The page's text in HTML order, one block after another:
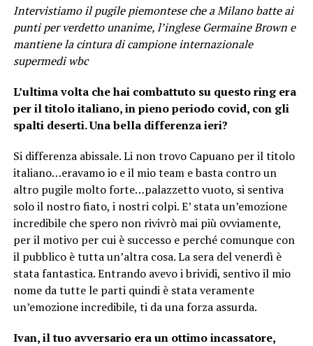
Intervistiamo il pugile piemontese che a Milano batte ai
punti per verdetto unanime, l’inglese Germaine Brown e
mantiene la cintura di campione internazionale
supermedi wbc
L’ultima volta che hai combattuto su questo ring era
per il titolo italiano, in pieno periodo covid, con gli
spalti deserti. Una bella differenza ieri?
Si differenza abissale. Li non trovo Capuano per il titolo
italiano…eravamo io e il mio team e basta contro un
altro pugile molto forte…palazzetto vuoto, si sentiva
solo il nostro fiato, i nostri colpi. E’ stata un’emozione
incredibile che spero non rivivrò mai più ovviamente,
per il motivo per cui è successo e perché comunque con
il pubblico è tutta un’altra cosa. La sera del venerdì è
stata fantastica. Entrando avevo i brividi, sentivo il mio
nome da tutte le parti quindi è stata veramente
un’emozione incredibile, ti da una forza assurda.
Ivan, il tuo avversario era un ottimo incassatore,